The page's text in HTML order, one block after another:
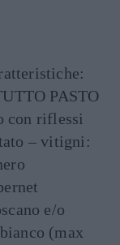
PASTO
con riflessi
– vitigni:
e/o
(max